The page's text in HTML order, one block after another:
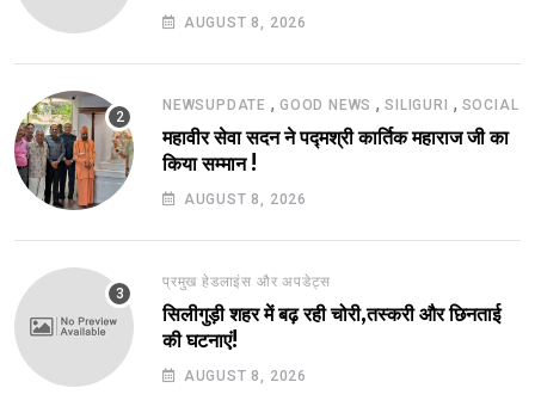
AUGUST 8, 2026
NEWSUPDATE , GOOD NEWS ,SILIGURI , SOCIAL
महावीर सेवा सदन ने पद्मश्री कार्तिक महाराज जी का
किया सम्मान !
AUGUST 8, 2026
प्रमुख हेडलाइंस और अपडेट्स
सिलीगुड़ी शहर में बढ़ रही चोरी,तस्करी और छिनताई
की घटनाएं!
AUGUST 8, 2026